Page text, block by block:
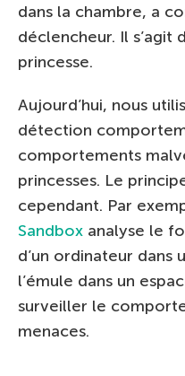
dans la chambre, a
déclencheur. Il s’agit
princesse.
Aujourd’hui, nous
détection
comportements
princesses. Le
cependant. Par
Sandbox analyse le
d’un ordinateur dans
l’émule dans un
surveiller le
menaces.